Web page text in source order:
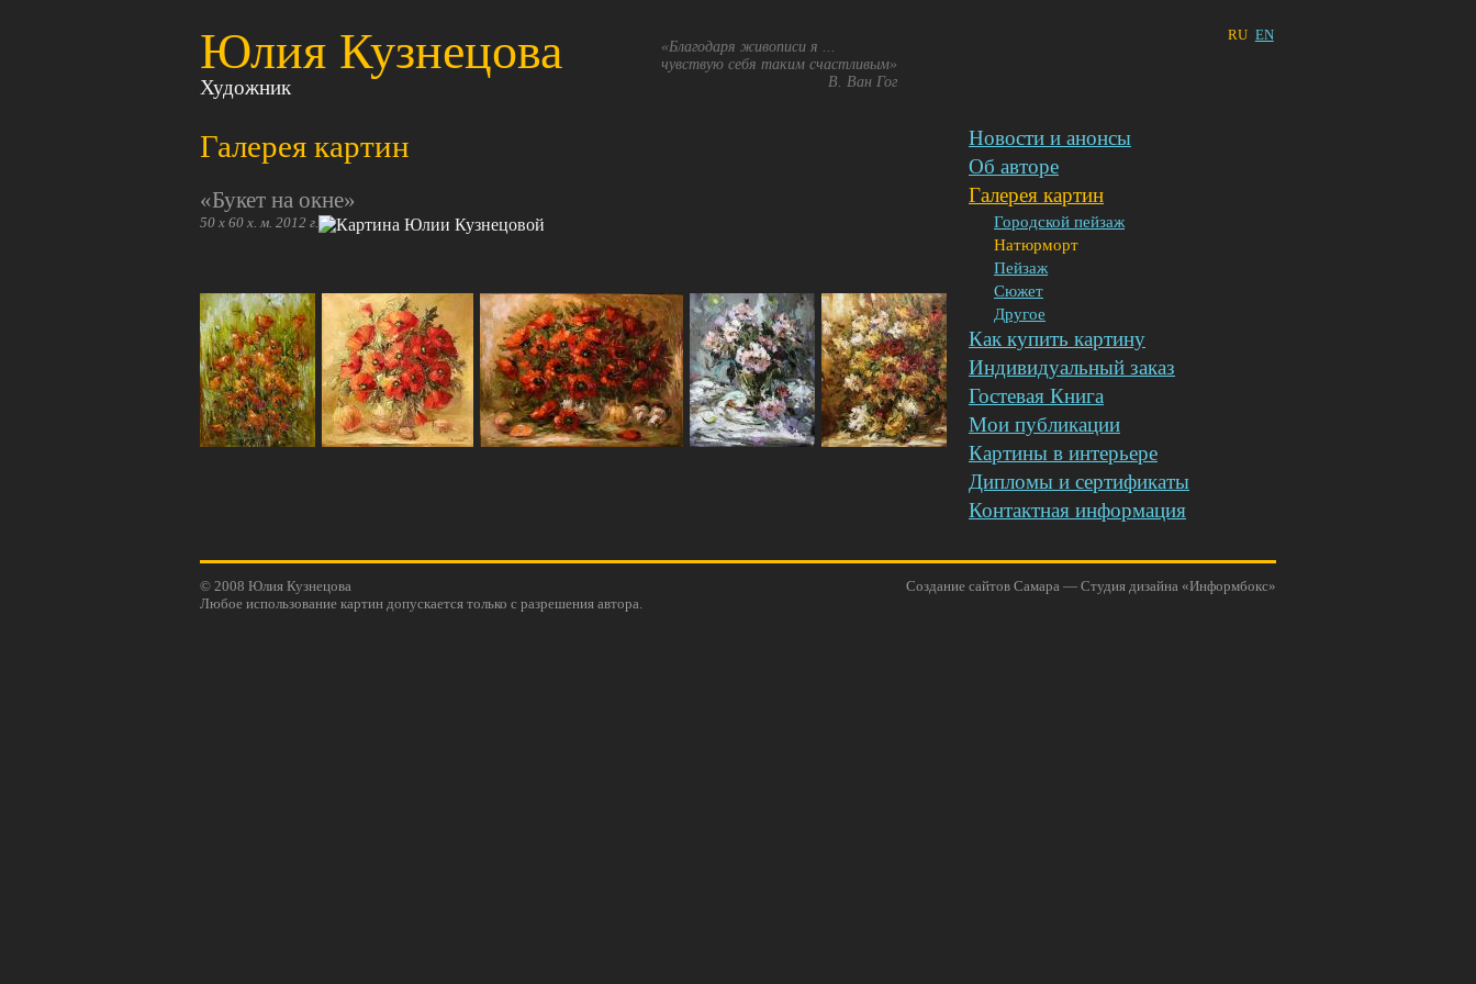
Юлия Кузнецова
Художник
«Благодаря живописи я ...
чувствую себя таким счастливым»
В. Ван Гог
RU EN
Галерея картин
«Букет на окне»
50 х 60 х. м. 2012 г.
Новости и анонсы
Об авторе
Галерея картин
Городской пейзаж
Натюрморт
Пейзаж
Сюжет
Другое
Как купить картину
Индивидуальный заказ
Гостевая Книга
Мои публикации
Картины в интерьере
Дипломы и сертификаты
Контактная информация
© 2008 Юлия Кузнецова
Любое использование картин допускается только с разрешения автора.
Cоздание сайтов Самара — Студия дизайна «Информбокс»